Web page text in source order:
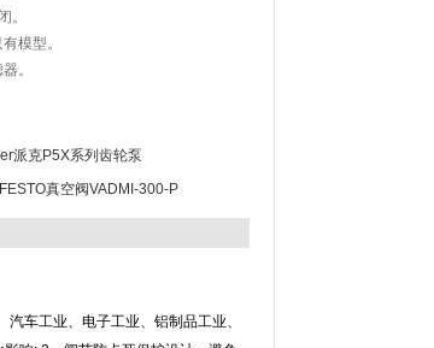
。
模型。
。
派克P5X系列齿轮泵
真空阀VADMI-300-P
车工业、电子工业、铝制品工业、